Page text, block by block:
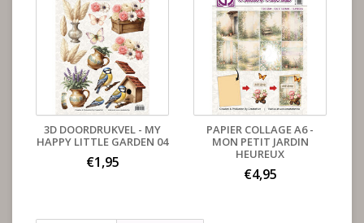
3D DOORDRUKVEL - MY
HAPPY LITTLE GARDEN 04
€1,95
PAPIER COLLAGE A6 -
MON PETIT JARDIN
HEUREUX
€4,95